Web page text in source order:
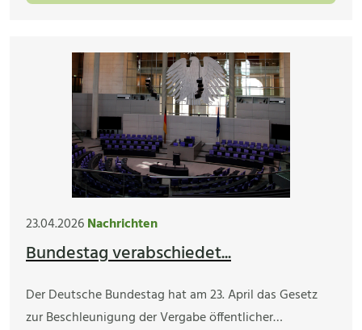
23.04.2026Nachrichten
Bundestag verabschiedet...
Der Deutsche Bundestag hat am 23. April das Gesetz
zur Beschleunigung der Vergabe öffentlicher…